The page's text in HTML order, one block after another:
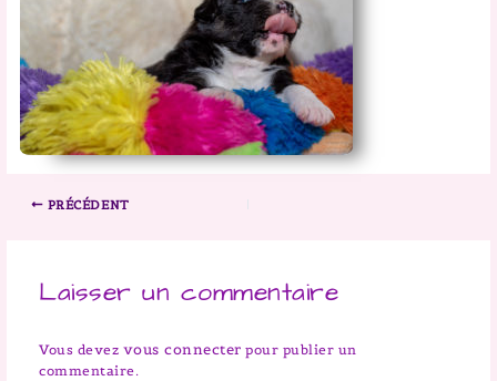
PRÉCÉDENT
Laisser un commentaire
Vous devez vous connecter pour publier un
commentaire.